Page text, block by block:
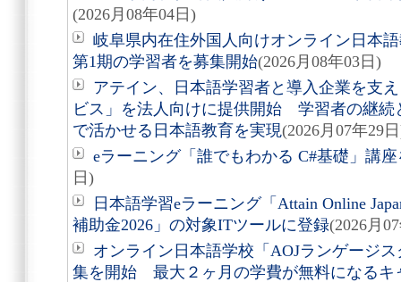
(2026月08年04日)
岐阜県内在住外国人向けオンライン日本
第1期の学習者を募集開始(2026月08年03日)
アテイン、日本語学習者と導入企業を支
ビス」を法人向けに提供開始 学習者の継続
で活かせる日本語教育を実現(2026月07年29
eラーニング「誰でもわかる C#基礎」講
日)
日本語学習eラーニング「Attain Online
補助金2026」の対象ITツールに登録(2026月
オンライン日本語学校「AOJランゲージ
集を開始 最大２ヶ月の学費が無料になるキ